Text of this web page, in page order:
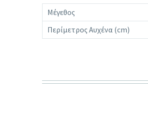
Μέγεθος
Περίμετρος Αυχένα (cm)